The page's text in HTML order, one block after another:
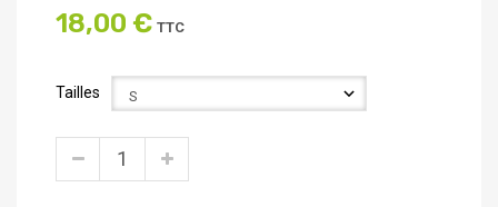
18,00 € TTC
Tailles